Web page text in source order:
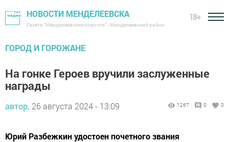
НОВОСТИ МЕНДЕЛЕЕВСКА
Газета "Менделеевские новости" - Менделеевский район
18+
ГОРОД И ГОРОЖАНЕ
На гонке Героев вручили заслуженные
награды
автор, 26 августа 2024 - 13:09 1267 0 0
Юрий Разбежкин удостоен почетного звания